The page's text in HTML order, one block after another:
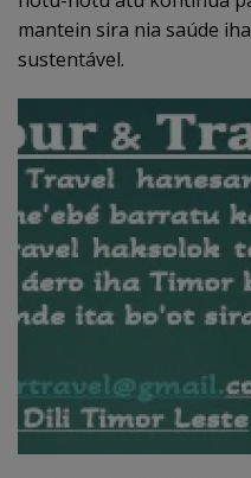
mantein sira nia saúde
sustentável.